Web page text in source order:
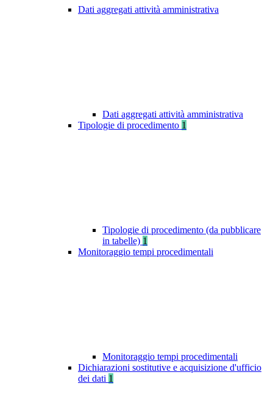
Dati aggregati attività amministrativa
Dati aggregati attività amministrativa
Tipologie di procedimento 1
Tipologie di procedimento (da pubblicare
in tabelle) 1
Monitoraggio tempi procedimentali
Monitoraggio tempi procedimentali
Dichiarazioni sostitutive e acquisizione d'ufficio
dei dati 1